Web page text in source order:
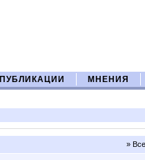
ПУБЛИКАЦИИ МНЕНИЯ
»